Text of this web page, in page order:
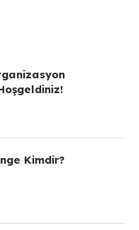
Kimdir?